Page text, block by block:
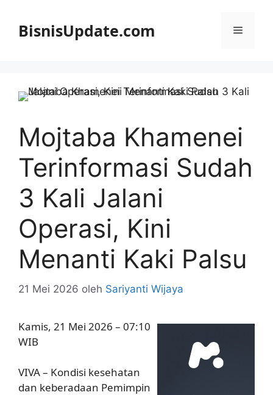
BisnisUpdate.com Menu
Mojtaba Khamenei
Terinformasi Sudah
3 Kali Jalani
Operasi, Kini
Menanti Kaki Palsu
21 Mei 2026 oleh Sariyanti Wijaya
Kamis, 21 Mei 2026 – 07:10
WIB
VIVA – Kondisi kesehatan
dan keberadaan Pemimpin